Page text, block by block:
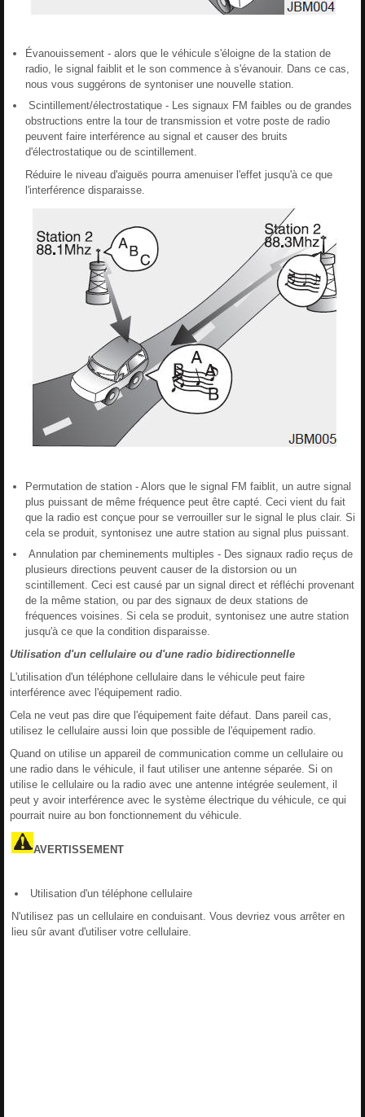
Évanouissement - alors que le véhicule s'éloigne de la station de
radio, le signal faiblit et le son commence à s'évanouir. Dans ce cas,
nous vous suggérons de syntoniser une nouvelle station.
Scintillement/électrostatique - Les signaux FM faibles ou de grandes
obstructions entre la tour de transmission et votre poste de radio
peuvent faire interférence au signal et causer des bruits
d'électrostatique ou de scintillement.
Réduire le niveau d'aiguës pourra amenuiser l'effet jusqu'à ce que
l'interférence disparaisse.
Permutation de station - Alors que le signal FM faiblit, un autre signal
plus puissant de même fréquence peut être capté. Ceci vient du fait
que la radio est conçue pour se verrouiller sur le signal le plus clair. Si
cela se produit, syntonisez une autre station au signal plus puissant.
Annulation par cheminements multiples - Des signaux radio reçus de
plusieurs directions peuvent causer de la distorsion ou un
scintillement. Ceci est causé par un signal direct et réfléchi provenant
de la même station, ou par des signaux de deux stations de
fréquences voisines. Si cela se produit, syntonisez une autre station
jusqu'à ce que la condition disparaisse.
Utilisation d'un cellulaire ou d'une radio bidirectionnelle
L'utilisation d'un téléphone cellulaire dans le véhicule peut faire
interférence avec l'équipement radio.
Cela ne veut pas dire que l'équipement faite défaut. Dans pareil cas,
utilisez le cellulaire aussi loin que possible de l'équipement radio.
Quand on utilise un appareil de communication comme un cellulaire ou
une radio dans le véhicule, il faut utiliser une antenne séparée. Si on
utilise le cellulaire ou la radio avec une antenne intégrée seulement, il
peut y avoir interférence avec le système électrique du véhicule, ce qui
pourrait nuire au bon fonctionnement du véhicule.
AVERTISSEMENT
Utilisation d'un téléphone cellulaire
N'utilisez pas un cellulaire en conduisant. Vous devriez vous arrêter en
lieu sûr avant d'utiliser votre cellulaire.